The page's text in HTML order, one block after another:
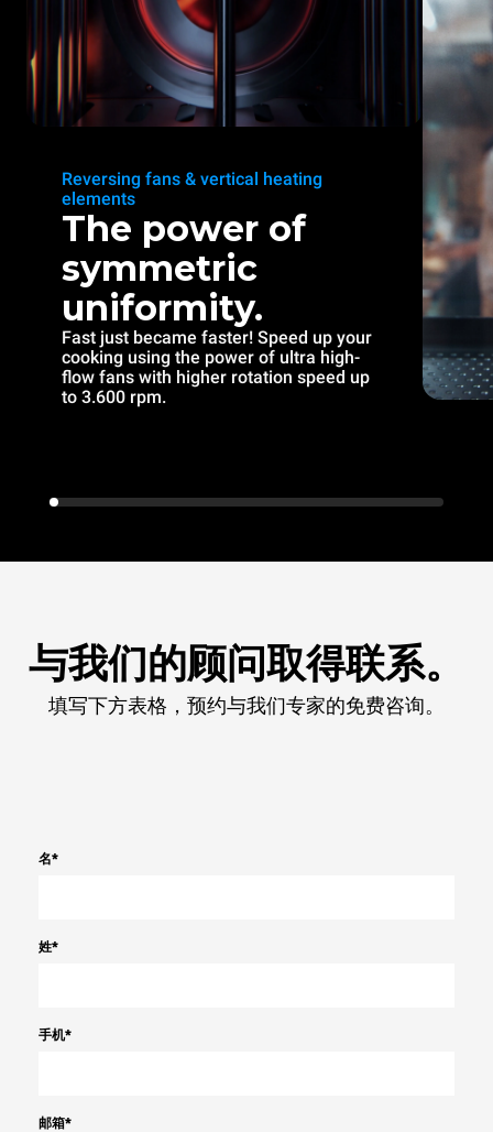
Reversing fans & vertical heating
elements
The power of
symmetric
uniformity.
Fast just became faster! Speed up your
cooking using the power of ultra high-
flow fans with higher rotation speed up
to 3.600 rpm.
与我们的顾问取得联系。
填写下方表格，预约与我们专家的免费咨询。
名*
姓*
手机*
邮箱*